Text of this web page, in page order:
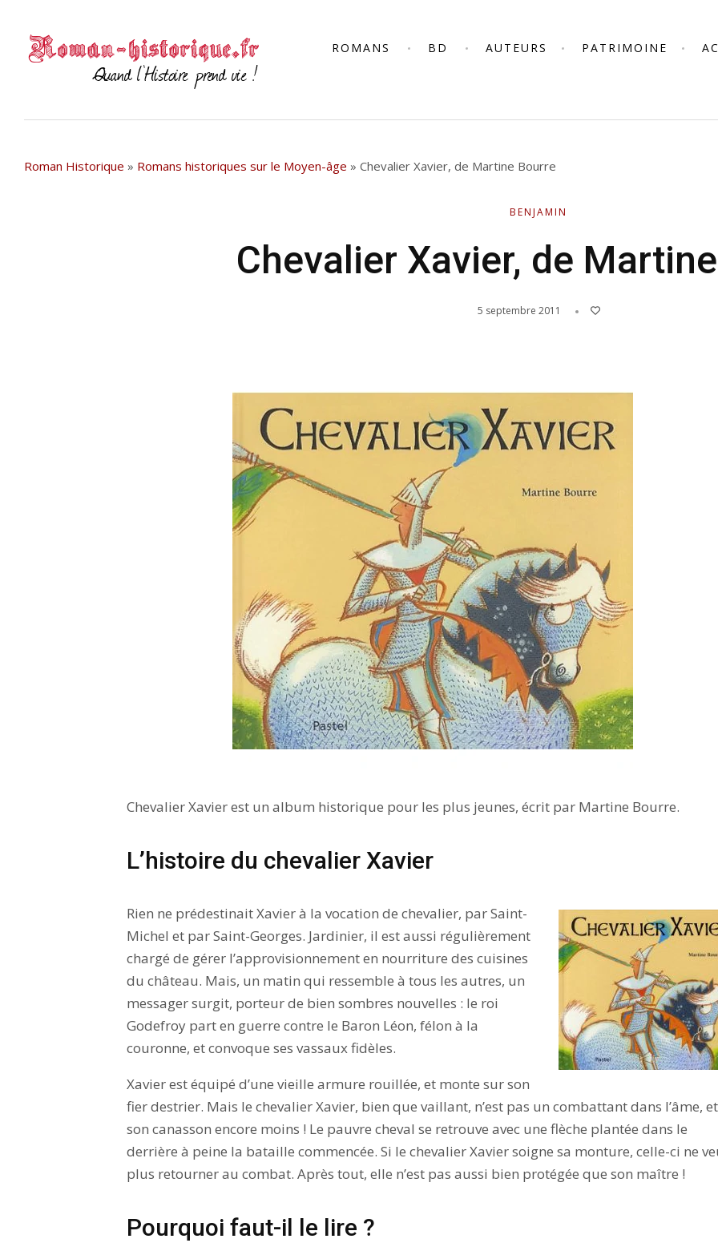
ROMANS BD AUTEURS PATRIMOINE
Roman Historique » Romans historiques sur le Moyen-âge » Chevalier Xavier, de Martine Bourre
BENJAMIN
Chevalier Xavier, de
5 septembre 2011
Chevalier Xavier est un album historique pour les plus jeunes, écrit par Martine Bourre.
L’histoire du chevalier Xavier
Rien ne prédestinait Xavier à la vocation de chevalier, par Saint-
Michel et par Saint-Georges. Jardinier, il est aussi régulièrement
chargé de gérer l’approvisionnement en nourriture des cuisines
du château. Mais, un matin qui ressemble à tous les autres, un
messager surgit, porteur de bien sombres nouvelles : le roi
Godefroy part en guerre contre le Baron Léon, félon à la
couronne, et convoque ses vassaux fidèles.
Xavier est équipé d’une vieille armure rouillée, et monte sur son
fier destrier. Mais le chevalier Xavier, bien que vaillant, n’est pas un combattant dans l’âme, et
son canasson encore moins ! Le pauvre cheval se retrouve avec une flèche plantée dans le
derrière à peine la bataille commencée. Si le chevalier Xavier soigne sa monture, celle-ci ne
plus retourner au combat. Après tout, elle n’est pas aussi bien protégée que son maître !
Pourquoi faut-il le lire ?